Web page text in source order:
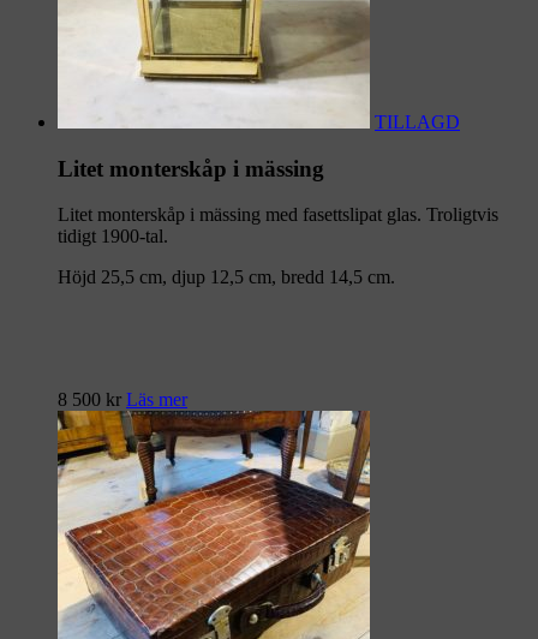
TILLAGD
Litet monterskåp i mässing
Litet monterskåp i mässing med fasettslipat glas. Troligtvis
tidigt 1900-tal.
Höjd 25,5 cm, djup 12,5 cm, bredd 14,5 cm.
8 500 kr Läs mer